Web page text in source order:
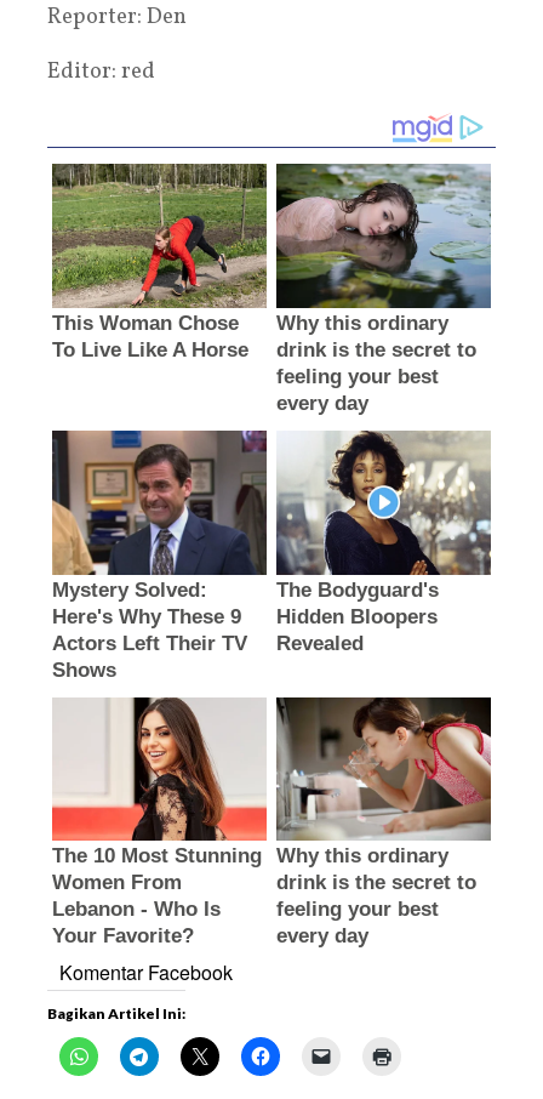
Reporter: Den
Editor: red
Komentar Facebook
Bagikan Artikel Ini: